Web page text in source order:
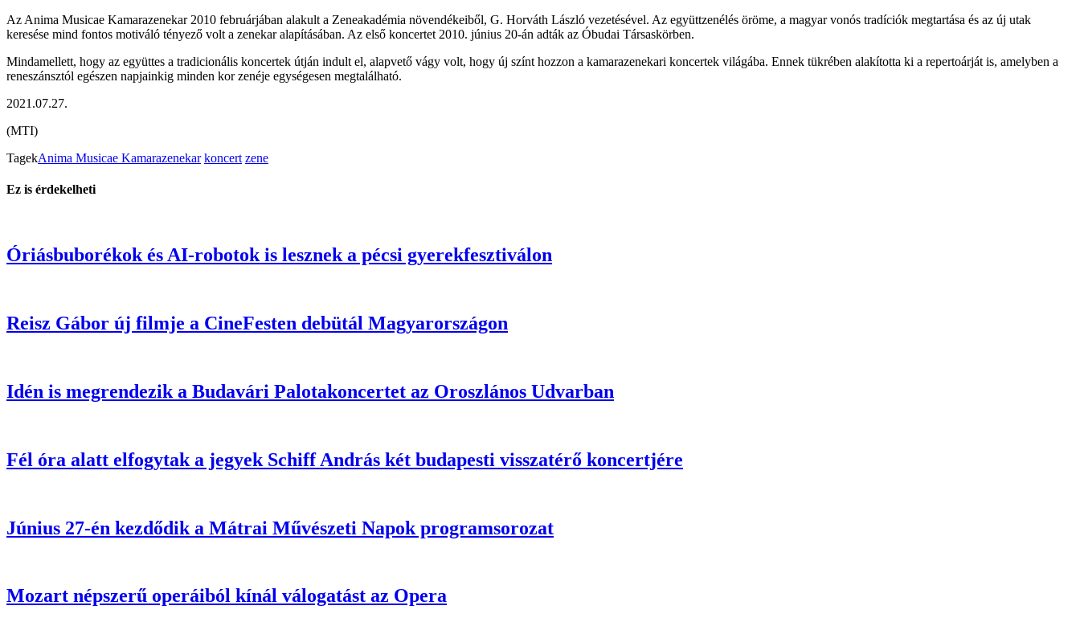
Az Anima Musicae Kamarazenekar 2010 februárjában alakult a Zeneakadémia növendékeiből, G. Horváth László vezetésével. Az együttzenélés öröme, a magyar vonós tradíciók megtartása és az új utak
keresése mind fontos motiváló tényező volt a zenekar alapításában. Az első koncertet 2010. június 20-án adták az Óbudai Társaskörben.
Mindamellett, hogy az együttes a tradicionális koncertek útján indult el, alapvető vágy volt, hogy új színt hozzon a kamarazenekari koncertek világába. Ennek tükrében alakította ki a repertoárját is, amelyben a
reneszánsztól egészen napjainkig minden kor zenéje egységesen megtalálható.
2021.07.27.
(MTI)
TagekAnima Musicae Kamarazenekar koncert zene
Ez is érdekelheti
Óriásbuborékok és AI-robotok is lesznek a pécsi gyerekfesztiválon
Reisz Gábor új filmje a CineFesten debütál Magyarországon
Idén is megrendezik a Budavári Palotakoncertet az Oroszlános Udvarban
Fél óra alatt elfogytak a jegyek Schiff András két budapesti visszatérő koncertjére
Június 27-én kezdődik a Mátrai Művészeti Napok programsorozat
Mozart népszerű operáiból kínál válogatást az Opera